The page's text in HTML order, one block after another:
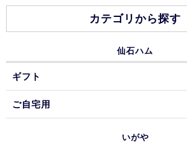
カテゴリから探す
仙石ハム
ギフト
ご自宅用
いがや